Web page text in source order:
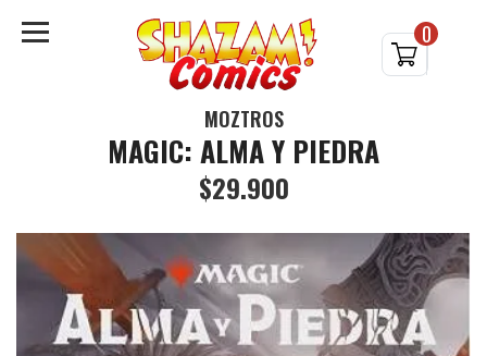
0
MOZTROS
MAGIC: ALMA Y PIEDRA
$29.900